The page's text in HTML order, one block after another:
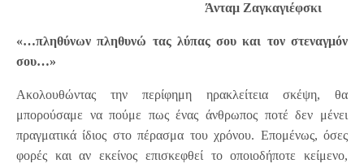
Άνταμ Ζαγκαγιέφσκι
«…πληθύνων πληθυνώ τας λύπας σου και τον στεναγμόν
σου…»
Ακολουθώντας την περίφημη ηρακλείτεια σκέψη, θα
μπορούσαμε να πούμε πως ένας άνθρωπος ποτέ δεν μένει
πραγματικά ίδιος στο πέρασμα του χρόνου. Επομένως, όσες
φορές και αν εκείνος επισκεφθεί το οποιοδήποτε κείμενο,